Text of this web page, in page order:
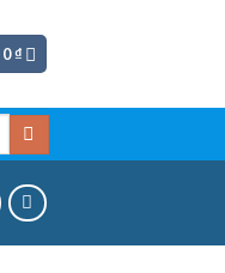
0₫